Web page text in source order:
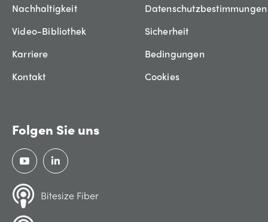
Nachhaltigkeit
Video-Bibliothek
Karriere
Kontakt
Datenschutzbestimmungen
Sicherheit
Bedingungen
Cookies
Folgen Sie uns
Bitesize Fiber